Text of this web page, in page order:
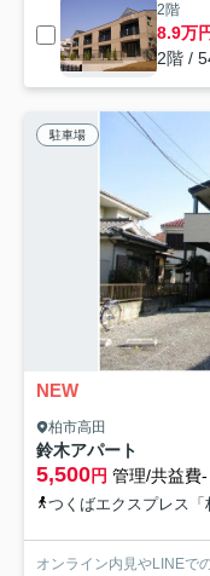
2階
8.9万
2階 /
駐車場
NEW
柏市高田
鈴木アパート
5,500円 管理/共益費-
つくばエクスプレス
オンライン内見やLINEで